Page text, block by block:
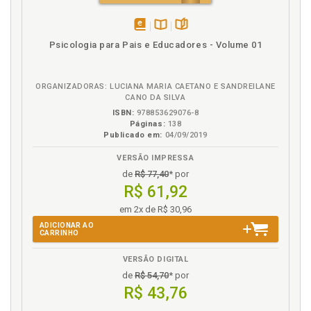
Estética. Por que pensar em experiência estética na
Experiência estética: uma experiência sensível, p. 49
Histórico. Resgatando as bases históricas e os
Howard Gardner e a teoria das inteligências
Implicações da Teoria de Dabrowski para os alunos
com AH/SD, p. 46
Insegurança. Escola geradora de insegurança, p. 90
Insegurança. Escola geradora de insegurança, p. 111
Inteligência. Concepções de inteligência e
superdotação, p. 23
Inteligência. Diferentes perspectivas sobre a
disponívelDisponível
páginas
Psicologia para Pais e Educadores - Volume 01
ORGANIZADORAS: LUCIANA MARIA CAETANO E SANDREILANE
CANO DA SILVA
ISBN: 978853629076-8
Páginas: 138
Publicado em: 04/09/2019
VERSÃO IMPRESSA
de R$ 77,40* por
R$ 61,92
em 2x de R$ 30,96
ADICIONAR AO
CARRINHO
VERSÃO DIGITAL
de R$ 54,70* por
R$ 43,76